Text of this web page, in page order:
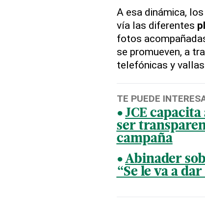
A esa dinámica,
vía las diferentes
fotos
se promueven, a
telefónicas y
TE PUEDE
JCE
ser
campaña
Abinader
“Se le va a